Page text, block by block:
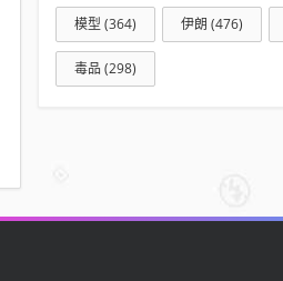
模型 (364) 伊朗 (476)
毒品 (298)